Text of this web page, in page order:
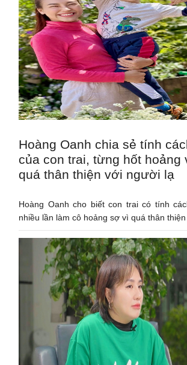
Hoàng Oanh chia sẻ tính
của con trai, từng hốt hoảng
quá thân thiện với người lạ
Hoàng Oanh cho biết con trai có tính
nhiều lần làm cô hoảng sợ vì quá thân